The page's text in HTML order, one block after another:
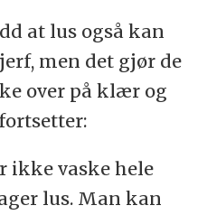
at lus også kan
men det gjør de
over på klær og
ikke vaske hele
lus. Man kan